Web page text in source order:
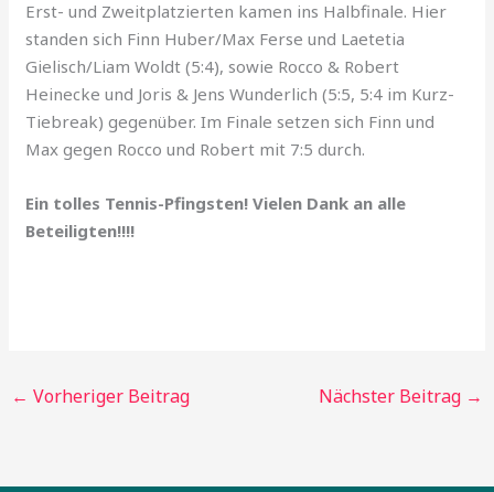
Erst- und Zweitplatzierten kamen ins Halbfinale. Hier
standen sich Finn Huber/Max Ferse und Laetetia
Gielisch/Liam Woldt (5:4), sowie Rocco & Robert
Heinecke und Joris & Jens Wunderlich (5:5, 5:4 im Kurz-
Tiebreak) gegenüber. Im Finale setzen sich Finn und
Max gegen Rocco und Robert mit 7:5 durch.
Ein tolles Tennis-Pfingsten! Vielen Dank an alle
Beteiligten!!!!
← Vorheriger Beitrag Nächster Beitrag →